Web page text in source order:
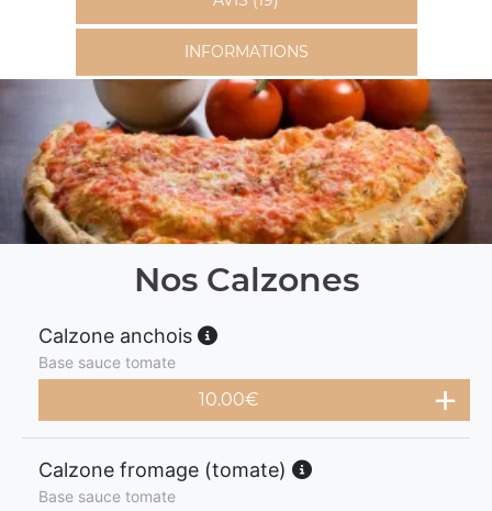
INFORMATIONS
Nos Calzones
Calzone anchois
Base sauce tomate
10.00€
Calzone fromage (tomate)
Base sauce tomate